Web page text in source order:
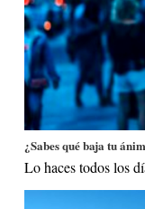
¿Sabes qué baja tu
Lo haces todos los